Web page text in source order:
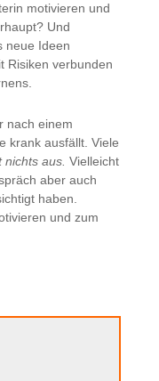
motivieren und
Und
neue Ideen
Risiken verbunden
nach einem
krank ausfällt. Viele
nichts aus. Vielleicht
aber auch
haben.
und zum